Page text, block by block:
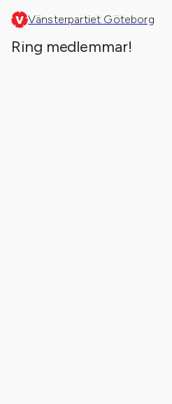
Vänsterpartiet Göteborg
Ring medlemmar!